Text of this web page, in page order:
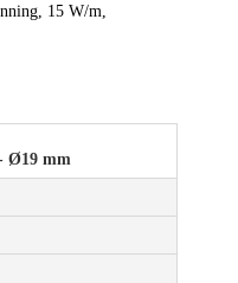
15 W/m,
Ø19 mm